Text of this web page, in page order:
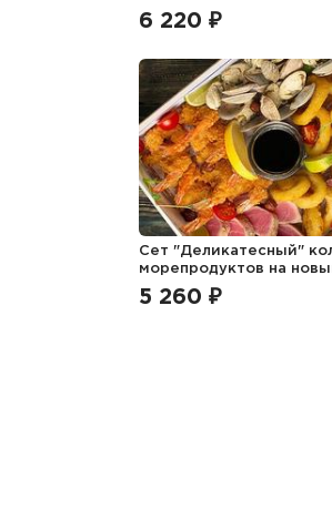
6 220 ₽
Сет "Деликатесный"
морепродуктов на
5 260 ₽